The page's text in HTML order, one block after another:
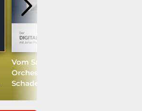
Vom Sachbearbeiter zum AI-
Orchestrator: Die Zukunft der
Schadenabteilung